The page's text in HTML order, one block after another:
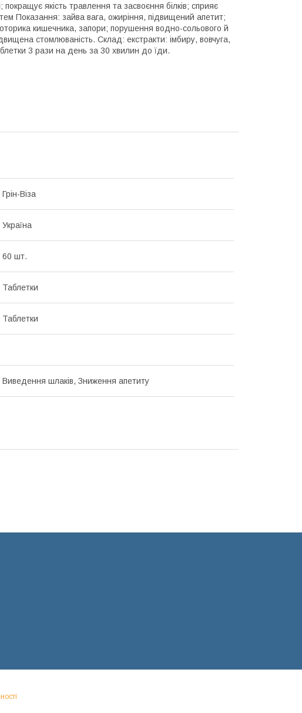
якість травлення та засвоєння білків; сприяє
Показання: зайва вага, ожиріння, підвищений апетит;
кишечника, запори; порушення водно-сольового й
стомлюваність. Склад: екстракти: імбиру, вовчуга,
3 рази на день за 30 хвилин до їди.
Грін-Віза
Україна
60 шт.
Таблетки
Таблетки
Виведення шлаків, Зниження апетиту